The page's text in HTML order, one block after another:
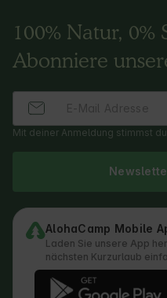
100% Natur, 0%
Abonniere
Mit deiner Anmeldung stimmst
AlohaCamp Mobile
Laden Sie unsere App
nächsten Kurzurlaub